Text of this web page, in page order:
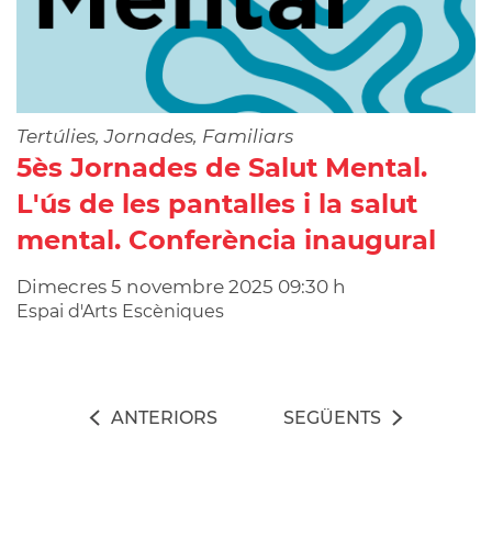
Tertúlies, Jornades, Familiars
5ès Jornades de Salut Mental.
L'ús de les pantalles i la salut
mental. Conferència inaugural
Dimecres 5 novembre 2025 09:30 h
Espai d'Arts Escèniques
ANTERIORS SEGÜENTS